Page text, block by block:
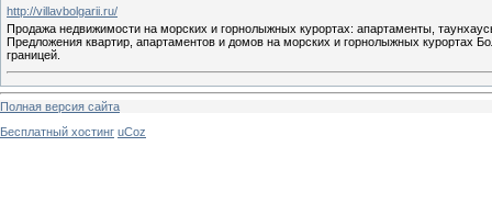
http://villavbolgarii.ru/
Продажа недвижимости на морских и горнолыжных курортах: апартаменты,
Предложения квартир, апартаментов и домов на морских и горнолыжных курортах
границей.
Полная версия сайта
Бесплатный хостинг uCoz